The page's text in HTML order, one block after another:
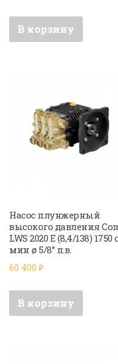
В корзину
Насос плунжерный
высокого давления
LWS 2020 E (8,4/138) 1750
мин ø 5/8” п.в.
60 400 ₽
В корзину